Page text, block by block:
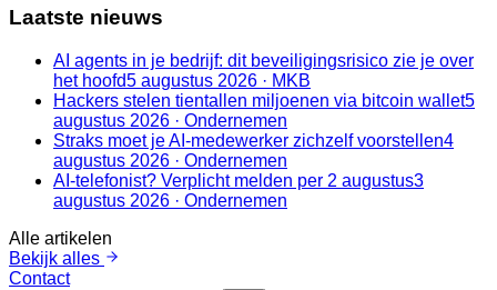
Laatste nieuws
AI agents in je bedrijf: dit beveiligingsrisico zie je over
het hoofd5 augustus 2026 · MKB
Hackers stelen tientallen miljoenen via bitcoin wallet5
augustus 2026 · Ondernemen
Straks moet je AI-medewerker zichzelf voorstellen4
augustus 2026 · Ondernemen
AI-telefonist? Verplicht melden per 2 augustus3
augustus 2026 · Ondernemen
Alle artikelen
Bekijk alles
Contact